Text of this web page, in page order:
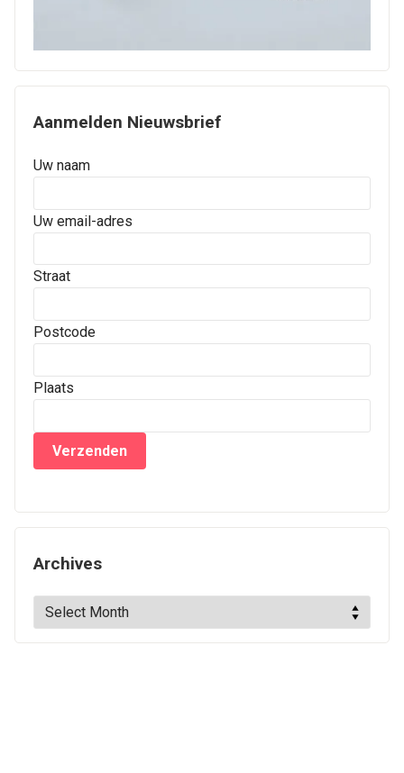
Aanmelden Nieuwsbrief
Uw naam
Uw email-adres
Straat
Postcode
Plaats
Archives
Archives